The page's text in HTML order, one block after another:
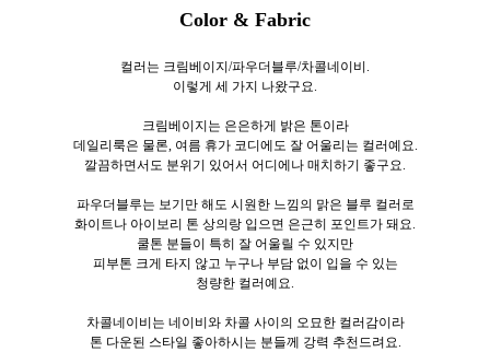
Color & Fabric
컬러는 크림베이지/파우더블루/차콜네이비.
이렇게 세 가지 나왔구요.
크림베이지는 은은하게 밝은 톤이라
데일리룩은 물론, 여름 휴가 코디에도 잘 어울리는 컬러예요.
깔끔하면서도 분위기 있어서 어디에나 매치하기 좋구요.
파우더블루는 보기만 해도 시원한 느낌의 맑은 블루 컬러로
화이트나 아이보리 톤 상의랑 입으면 은근히 포인트가 돼요.
쿨톤 분들이 특히 잘 어울릴 수 있지만
피부톤 크게 타지 않고 누구나 부담 없이 입을 수 있는
청량한 컬러예요.
차콜네이비는 네이비와 차콜 사이의 오묘한 컬러감이라
톤 다운된 스타일 좋아하시는 분들께 강력 추천드려요.